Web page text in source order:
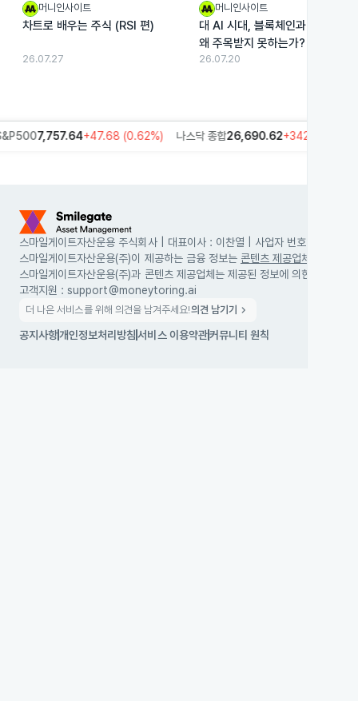
머니인사이트
차트로 배우는 주식 (RSI 편)
26.07.27
머니인사이트
대 AI 시대, 블록체인과 AI의 결합
왜 주목받지 못하는가?
26.07.20
스마일게이트자산운용 주식회사 | 대표이사 : 이찬열 | 사업자 번호 : 630-
스마일게이트자산운용(주)이 제공하는 금융 정보는 콘텐츠 제공업체
스마일게이트자산운용(주)과 콘텐츠 제공업체는 제공된 정보에 의한 투자 결
고객지원 :support@moneytoring.ai
더 나은 서비스를 위해 의견을 남겨주세요!의견 남기기 chevron_right
공지사항개인정보처리방침 서비스 이용약관커뮤니티 원칙